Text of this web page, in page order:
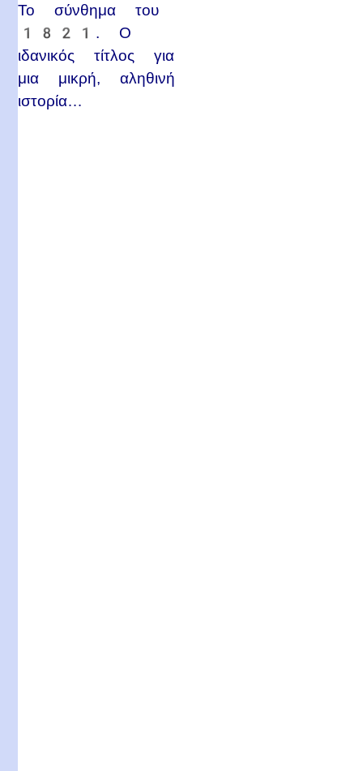
Το σύνθημα του
1821. Ο
ιδανικός τίτλος για
μια μικρή, αληθινή
ιστορία…